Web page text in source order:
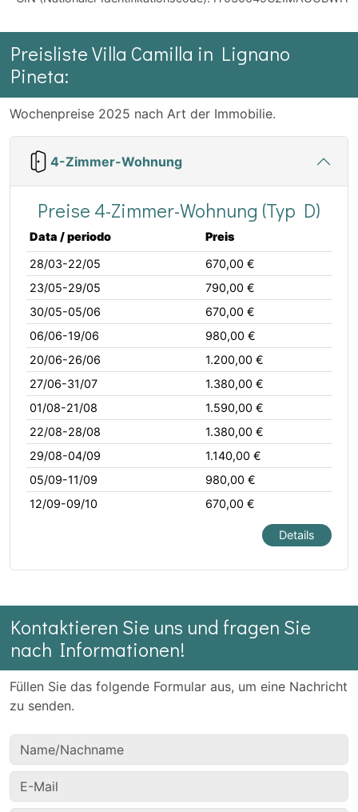
Preisliste Villa Camilla in Lignano
Pineta:
Wochenpreise 2025 nach Art der Immobilie.
4-Zimmer-Wohnung
Preise 4-Zimmer-Wohnung (Typ D)
Data / periodo
Preis
28/03-22/05
670,00 €
23/05-29/05
790,00 €
30/05-05/06
670,00 €
06/06-19/06
980,00 €
20/06-26/06
1.200,00 €
27/06-31/07
1.380,00 €
01/08-21/08
1.590,00 €
22/08-28/08
1.380,00 €
29/08-04/09
1.140,00 €
05/09-11/09
980,00 €
12/09-09/10
670,00 €
Details
Kontaktieren Sie uns und fragen Sie
nach Informationen!
Füllen Sie das folgende Formular aus, um eine Nachricht
zu senden.